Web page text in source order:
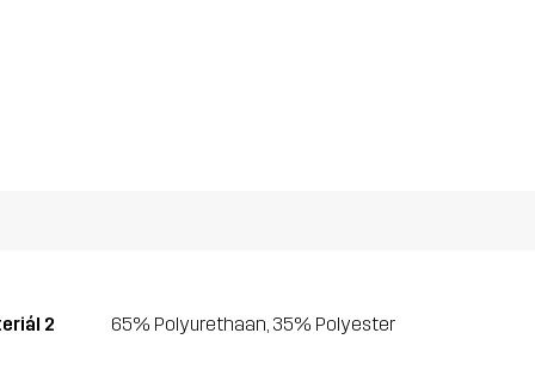
2 65% Polyurethaan, 35% Polyester